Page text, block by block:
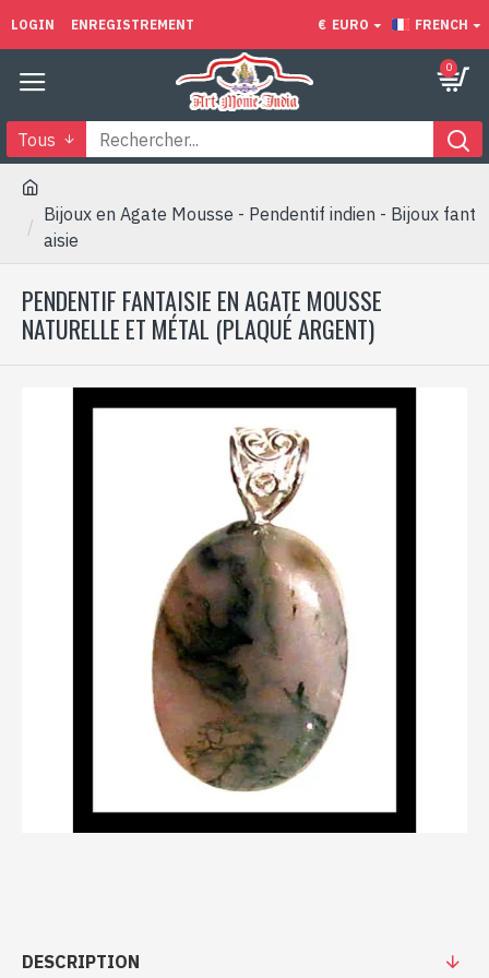
LOGIN ENREGISTREMENT € EURO FRENCH
0
Tous
Bijoux en Agate Mousse - Pendentif indien - Bijoux fant
aisie
PENDENTIF FANTAISIE EN AGATE MOUSSE
NATURELLE ET MÉTAL (PLAQUÉ ARGENT)
DESCRIPTION